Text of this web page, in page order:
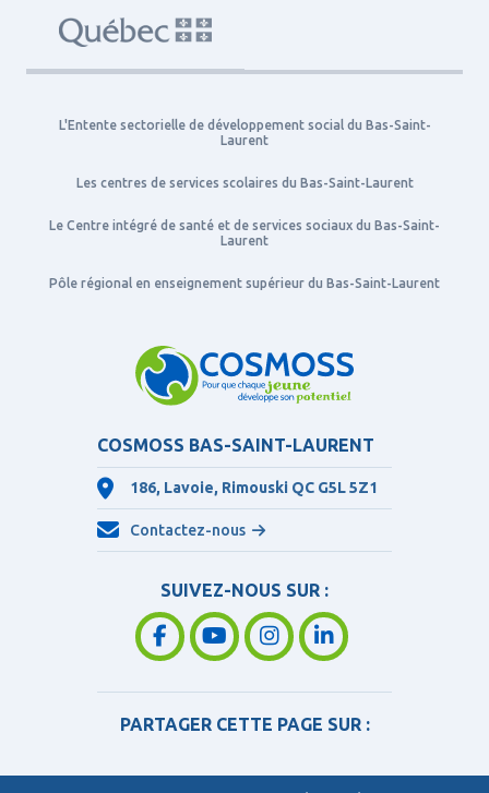
L'Entente sectorielle de développement social du Bas-Saint-
Laurent
Les centres de services scolaires du Bas-Saint-Laurent
Le Centre intégré de santé et de services sociaux du Bas-Saint-
Laurent
Pôle régional en enseignement supérieur du Bas-Saint-Laurent
COSMOSS BAS-SAINT-LAURENT
186, Lavoie, Rimouski QC G5L 5Z1
Contactez-nous
SUIVEZ-NOUS SUR :
PARTAGER CETTE PAGE SUR :